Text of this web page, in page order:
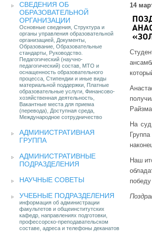
СВЕДЕНИЯ ОБ
ОБРАЗОВАТЕЛЬНОЙ
ОРГАНИЗАЦИИ
Основные сведения, Структура и
органы управления образовательной
организацией, Документы,
Образование, Образовательные
стандарты, Руководство.
Педагогический (научно-
педагогический) состав, МТО и
оснащенность образовательного
процесса, Стипендии и иные виды
материальной поддержки, Платные
образовательные услуги, Финансово-
хозяйственная деятельность,
Вакантные места для приема
(перевода), Доступная среда,
Международное сотрудничество
АДМИНИСТРАТИВНАЯ
ГРУППА
АДМИНИСТРАТИВНЫЕ
ПОДРАЗДЕЛЕНИЯ
НАУЧНЫЕ СОВЕТЫ
УЧЕБНЫЕ ПОДРАЗДЕЛЕНИЯ
информация об администрации
факультетов и общеинститутских
кафедр, направлениях подготовки,
профессорско-преподавательском
составе, адреса и телефоны деканатов
14
На
Наш